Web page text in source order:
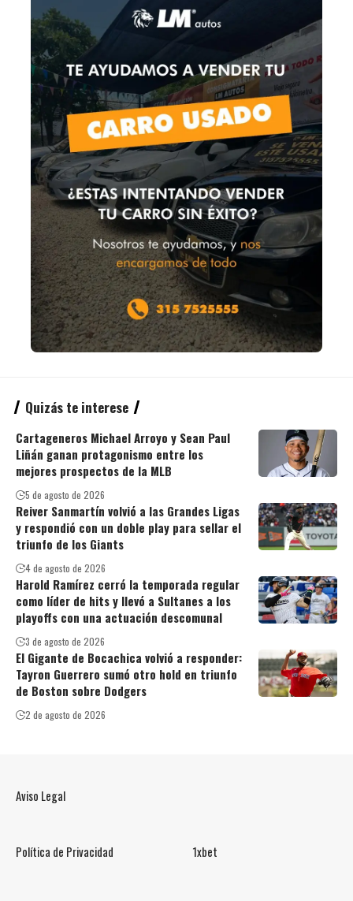
Quizás te interese
Cartageneros Michael Arroyo y Sean Paul
Liñán ganan protagonismo entre los
mejores prospectos de la MLB
5 de agosto de 2026
Reiver Sanmartín volvió a las Grandes Ligas
y respondió con un doble play para sellar el
triunfo de los Giants
4 de agosto de 2026
Harold Ramírez cerró la temporada regular
como líder de hits y llevó a Sultanes a los
playoffs con una actuación descomunal
3 de agosto de 2026
El Gigante de Bocachica volvió a responder:
Tayron Guerrero sumó otro hold en triunfo
de Boston sobre Dodgers
2 de agosto de 2026
Aviso Legal
Política de Privacidad 1xbet